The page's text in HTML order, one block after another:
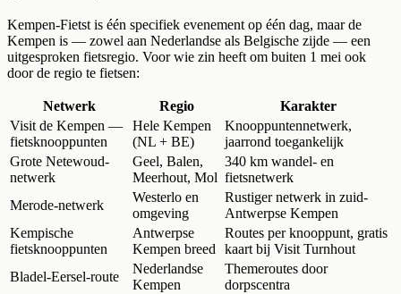
Kempen-Fietst is één specifiek evenement op één dag, maar de
Kempen is — zowel aan Nederlandse als Belgische zijde — een
uitgesproken fietsregio. Voor wie zin heeft om buiten 1 mei ook
door de regio te fietsen:
Netwerk Regio
Karakter
Visit de Kempen —
fietsknooppunten
Hele Kempen
(NL + BE)
Knooppuntennetwerk,
jaarrond toegankelijk
Grote Netewoud-
netwerk
Geel, Balen,
Meerhout, Mol
340 km wandel- en
fietsnetwerk
Merode-netwerk
Westerlo en
omgeving
Rustiger netwerk in zuid-
Antwerpse Kempen
Kempische
fietsknooppunten
Antwerpse
Kempen breed
Routes per knooppunt, gratis
kaart bij Visit Turnhout
Bladel-Eersel-route
Nederlandse
Kempen
Themeroutes door
dorpscentra